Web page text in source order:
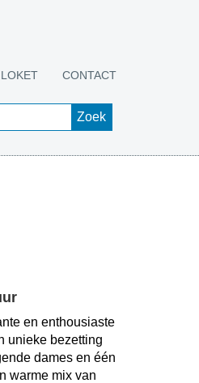
CONTACT
en enthousiaste
unieke bezetting
dames en één
warme mix van